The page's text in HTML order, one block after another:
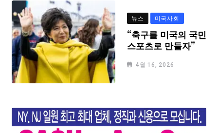
뉴스 미국사회
“축구를 미국의 국민
스포츠로 만들자”
4월 16, 2026